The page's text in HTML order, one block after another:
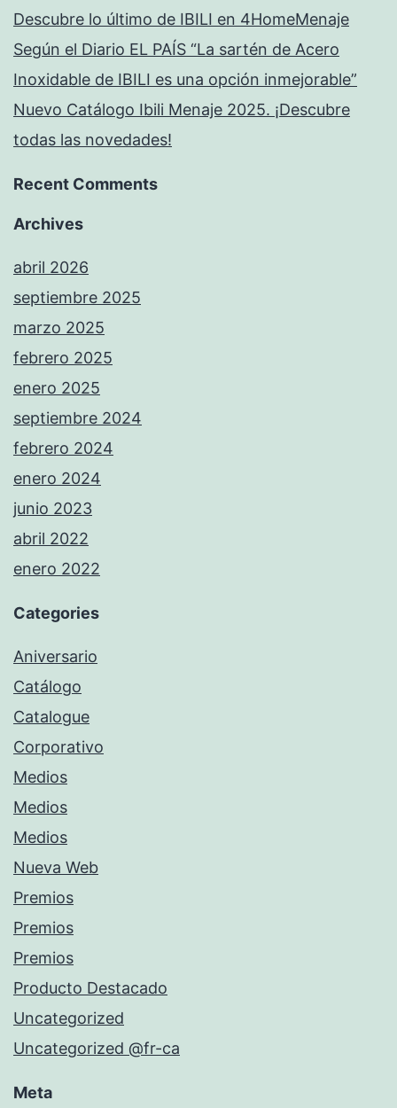
Descubre lo último de IBILI en 4HomeMenaje
Según el Diario EL PAÍS “La sartén de Acero
Inoxidable de IBILI es una opción inmejorable”
Nuevo Catálogo Ibili Menaje 2025. ¡Descubre
todas las novedades!
Recent Comments
Archives
abril 2026
septiembre 2025
marzo 2025
febrero 2025
enero 2025
septiembre 2024
febrero 2024
enero 2024
junio 2023
abril 2022
enero 2022
Categories
Aniversario
Catálogo
Catalogue
Corporativo
Medios
Medios
Medios
Nueva Web
Premios
Premios
Premios
Producto Destacado
Uncategorized
Uncategorized @fr-ca
Meta